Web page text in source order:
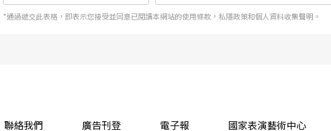
*通過遞交此表格，即表示您接受並同意已閱讀本網站的使用條款，私隱政策和個人資料收集聲明。
聯絡我們 廣告刊登 電子報 國家表演藝術中心